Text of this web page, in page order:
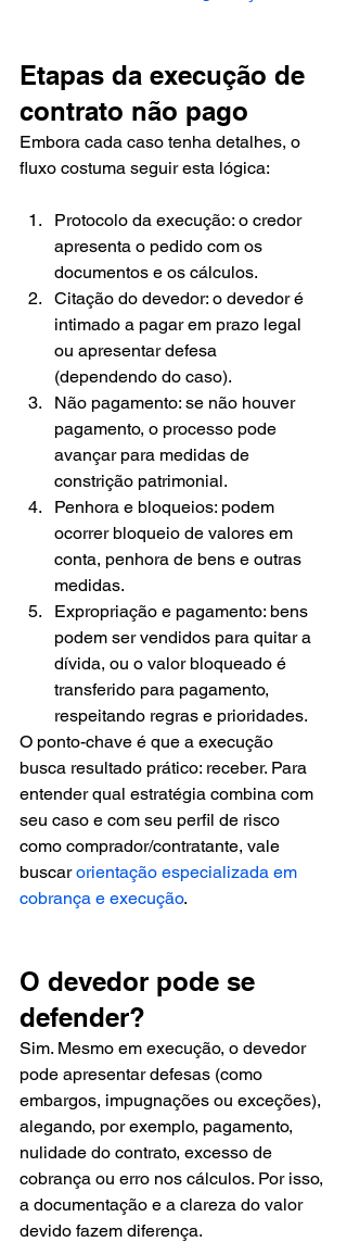
Etapas da execução de
contrato não pago
Embora cada caso tenha detalhes, o
fluxo costuma seguir esta lógica:
Protocolo da execução: o credor
apresenta o pedido com os
documentos e os cálculos.
Citação do devedor: o devedor é
intimado a pagar em prazo legal
ou apresentar defesa
(dependendo do caso).
Não pagamento: se não houver
pagamento, o processo pode
avançar para medidas de
constrição patrimonial.
Penhora e bloqueios: podem
ocorrer bloqueio de valores em
conta, penhora de bens e outras
medidas.
Expropriação e pagamento: bens
podem ser vendidos para quitar a
dívida, ou o valor bloqueado é
transferido para pagamento,
respeitando regras e prioridades.
O ponto-chave é que a execução
busca resultado prático: receber. Para
entender qual estratégia combina com
seu caso e com seu perfil de risco
como comprador/contratante, vale
buscar orientação especializada em
cobrança e execução.
O devedor pode se
defender?
Sim. Mesmo em execução, o devedor
pode apresentar defesas (como
embargos, impugnações ou exceções),
alegando, por exemplo, pagamento,
nulidade do contrato, excesso de
cobrança ou erro nos cálculos. Por isso,
a documentação e a clareza do valor
devido fazem diferença.